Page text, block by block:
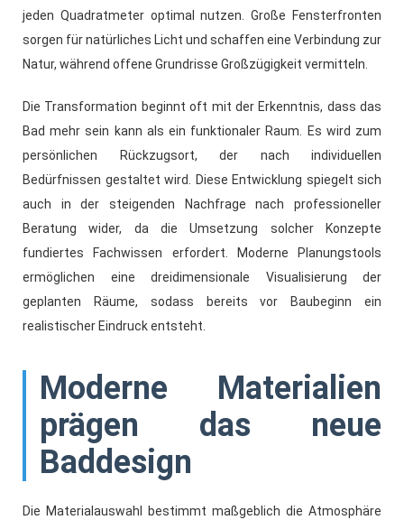
jeden Quadratmeter optimal nutzen. Große Fensterfronten
sorgen für natürliches Licht und schaffen eine Verbindung zur
Natur, während offene Grundrisse Großzügigkeit vermitteln.
Die Transformation beginnt oft mit der Erkenntnis, dass das
Bad mehr sein kann als ein funktionaler Raum. Es wird zum
persönlichen Rückzugsort, der nach individuellen
Bedürfnissen gestaltet wird. Diese Entwicklung spiegelt sich
auch in der steigenden Nachfrage nach professioneller
Beratung wider, da die Umsetzung solcher Konzepte
fundiertes Fachwissen erfordert. Moderne Planungstools
ermöglichen eine dreidimensionale Visualisierung der
geplanten Räume, sodass bereits vor Baubeginn ein
realistischer Eindruck entsteht.
Moderne Materialien
prägen das neue
Baddesign
Die Materialauswahl bestimmt maßgeblich die Atmosphäre